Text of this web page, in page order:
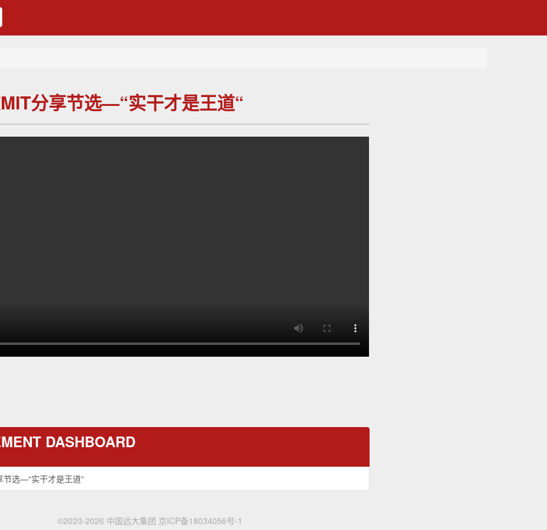
分享节选—“实干才是王道“
DASHBOARD
节选—“实干才是王道“
©2020-2026 中国远大集团 京ICP备18034056号-1